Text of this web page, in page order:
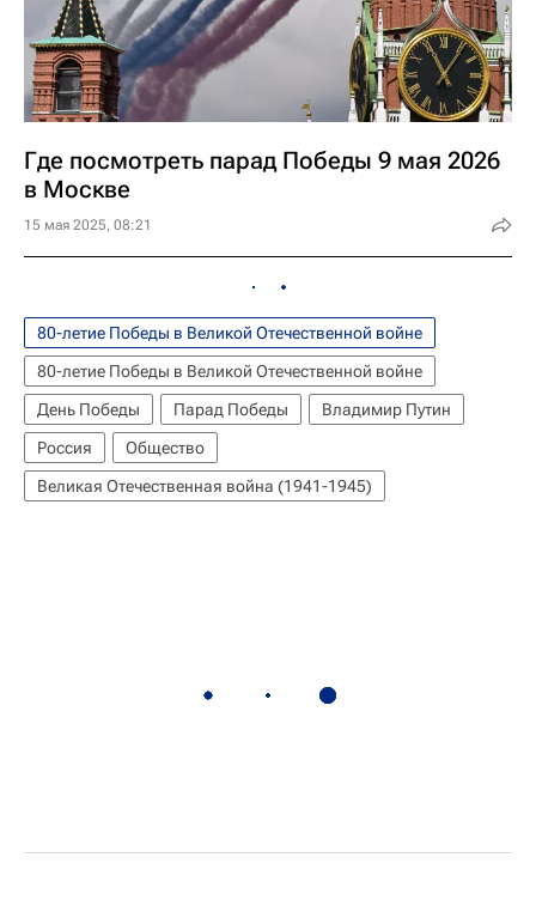
Где посмотреть парад Победы 9 мая 2026
в Москве
15 мая 2025, 08:21
80-летие Победы в Великой Отечественной войне
80-летие Победы в Великой Отечественной войне
День Победы
Парад Победы
Владимир Путин
Россия
Общество
Великая Отечественная война (1941-1945)